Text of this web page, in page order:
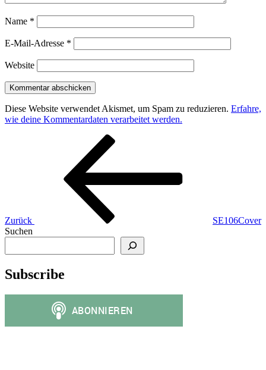
Name *
E-Mail-Adresse *
Website
Diese Website verwendet Akismet, um Spam zu reduzieren. Erfahre,
wie deine Kommentardaten verarbeitet werden.
Beitragsnavigation
Zurück
SE106Cover
Suchen
Subscribe